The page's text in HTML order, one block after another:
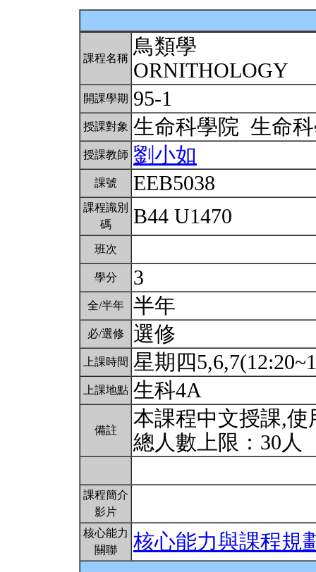
課程名稱 鳥類學
ORNITHOLOGY
開課學期 95-1
授課對象 生命科學院 生命
授課教師 劉小如
課號 EEB5038
課程識別
碼
B44 U1470
班次
學分 3
全/半年 半年
必/選修 選修
上課時間 星期四
上課地點 生科4A
備註
本課程中文授課,
總人數上限：30人
課程簡介
影片
核心能力
關聯
核心能力與課程規